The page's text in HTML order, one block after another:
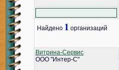
Найдено 1 организаций
Витрина-Сервис
ООО "Интер-С"